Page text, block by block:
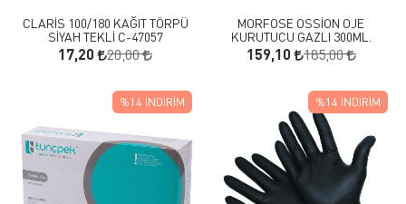
CLARİS 100/180 KAĞIT TÖRPÜ
SİYAH TEKLİ C-47057
17,20 20,00
MORFOSE OSSİON OJE
KURUTUCU GAZLI 300ML.
159,10 185,00
%14 İNDIRIM %14 İNDIRIM